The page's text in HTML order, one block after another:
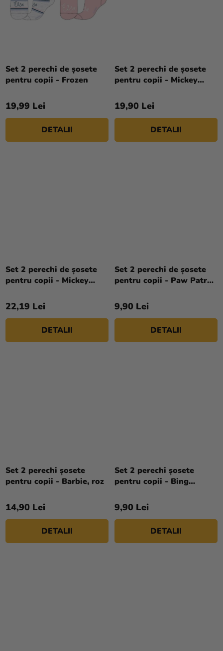
magazinului
Set 2 perechi de șosete
pentru copii - Frozen
19,99 Lei
DETALII
Set 2 perechi de șosete
pentru copii - Mickey
19,90 Lei
DETALII
Set 2 perechi de șosete
pentru copii - Mickey
22,19 Lei
DETALII
Set 2 perechi de șosete
pentru copii - Paw Patrol
9,90 Lei
DETALII
Set 2 perechi șosete
pentru copii - Barbie, roz
14,90 Lei
DETALII
Set 2 perechi șosete
pentru copii - Bing
9,90 Lei
DETALII